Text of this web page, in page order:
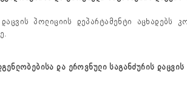
პოლიციის დეპარტამენტი აცხადებს
და ეროვნული საგანძურის დაცვის